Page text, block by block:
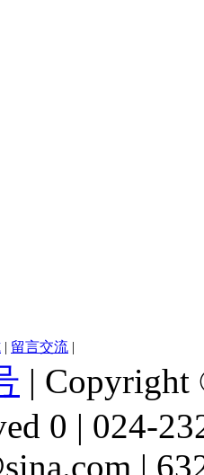
| 留言交流 |
| Copyright
0 | 024-
|